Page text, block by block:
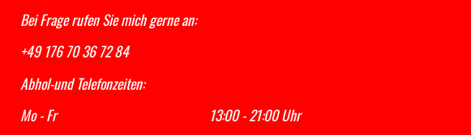
Bei Frage rufen Sie mich gerne an:
+49 176 70 36 72 84
Abhol-und Telefonzeiten:
Mo - Fr 13:00 - 21:00 Uhr